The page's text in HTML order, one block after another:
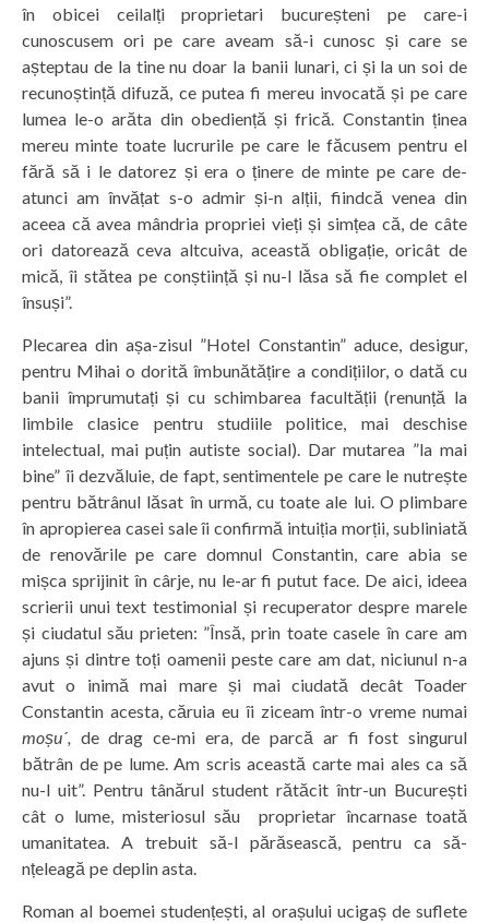
în obicei ceilalți proprietari bucureșteni pe care-i
cunoscusem ori pe care aveam să-i cunosc și care se
așteptau de la tine nu doar la banii lunari, ci și la un soi de
recunoștință difuză, ce putea fi mereu invocată și pe care
lumea le-o arăta din obediență și frică. Constantin ținea
mereu minte toate lucrurile pe care le făcusem pentru el
fără să i le datorez și era o ținere de minte pe care de-
atunci am învățat s-o admir și-n alții, fiindcă venea din
aceea că avea mândria propriei vieți și simțea că, de câte
ori datorează ceva altcuiva, această obligație, oricât de
mică, îi stătea pe conștiință și nu-l lăsa să fie complet el
însuși”.
Plecarea din așa-zisul ”Hotel Constantin” aduce, desigur,
pentru Mihai o dorită îmbunătățire a condițiilor, o dată cu
banii împrumutați și cu schimbarea facultății (renunță la
limbile clasice pentru studiile politice, mai deschise
intelectual, mai puțin autiste social). Dar mutarea ”la mai
bine” îi dezvăluie, de fapt, sentimentele pe care le nutrește
pentru bătrânul lăsat în urmă, cu toate ale lui. O plimbare
în apropierea casei sale îi confirmă intuiția morții, subliniată
de renovările pe care domnul Constantin, care abia se
mișca sprijinit în cârje, nu le-ar fi putut face. De aici, ideea
scrierii unui text testimonial și recuperator despre marele
și ciudatul său prieten: ”Însă, prin toate casele în care am
ajuns și dintre toți oamenii peste care am dat, niciunul n-a
avut o inimă mai mare și mai ciudată decât Toader
Constantin acesta, căruia eu îi ziceam într-o vreme numai
moșu´, de drag ce-mi era, de parcă ar fi fost singurul
bătrân de pe lume. Am scris această carte mai ales ca să
nu-l uit”. Pentru tânărul student rătăcit într-un București
cât o lume, misteriosul său proprietar încarnase toată
umanitatea. A trebuit să-l părăsească, pentru ca să-
nțeleagă pe deplin asta.
Roman al boemei studențești, al orașului ucigaș de suflete